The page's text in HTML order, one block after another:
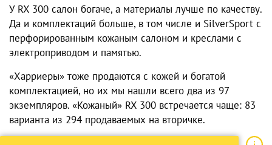
У RX 300 салон богаче, а материалы лучше по качеству.
Да и комплектаций больше, в том числе и SilverSport с
перфорированным кожаным салоном и креслами с
электроприводом и памятью.
«Харриеры» тоже продаются с кожей и богатой
комплектацией, но их мы нашли всего два из 97
экземпляров. «Кожаный» RX 300 встречается чаще: 83
варианта из 294 продаваемых на вторичке.